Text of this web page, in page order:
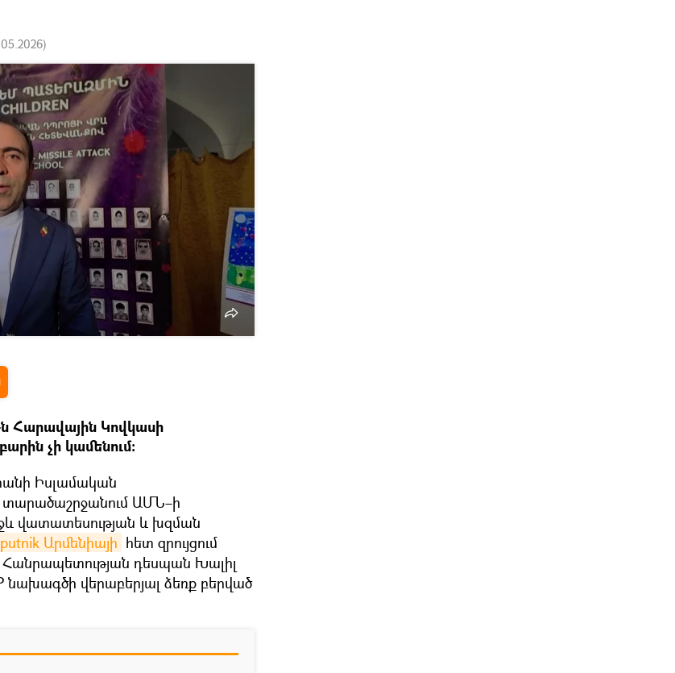
)
Հարավային Կովկասի
չի կամենում։
Իսլամական
տարածաշրջանում ԱՄՆ–ի
վատատեսության և խզման
Արմենիայի հետ զրույցում
դեսպան Խալիլ
նախագծի վերաբերյալ ձեռք բերված